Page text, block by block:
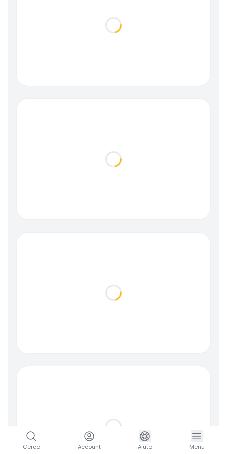
Loading...
Loading...
Loading...
Loading...
Cerca Account Aiuto Menu